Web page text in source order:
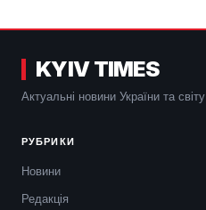
KYIV TIMES
Актуальні новини України та світу
РУБРИКИ
Новини
Редакція